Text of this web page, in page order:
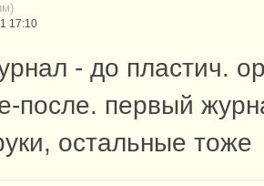
17:10
- до пластич.
после. первый
остальные тоже